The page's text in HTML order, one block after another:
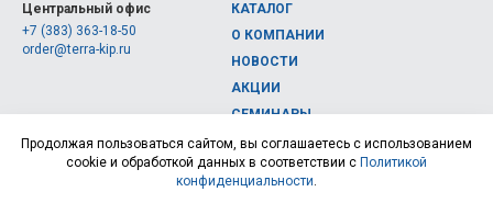
Центральный офис
+7 (383) 363-18-50
order@terra-kip.ru
КАТАЛОГ
О КОМПАНИИ
НОВОСТИ
АКЦИИ
СЕМИНАРЫ
КОНТАКТЫ
© 2026, Интернет-магазин измерительных приборов Терра Импэкс
Продолжая пользоваться сайтом, вы соглашаетесь с использованием
cookie и обработкой данных в соответствии с Политикой
конфиденциальности.